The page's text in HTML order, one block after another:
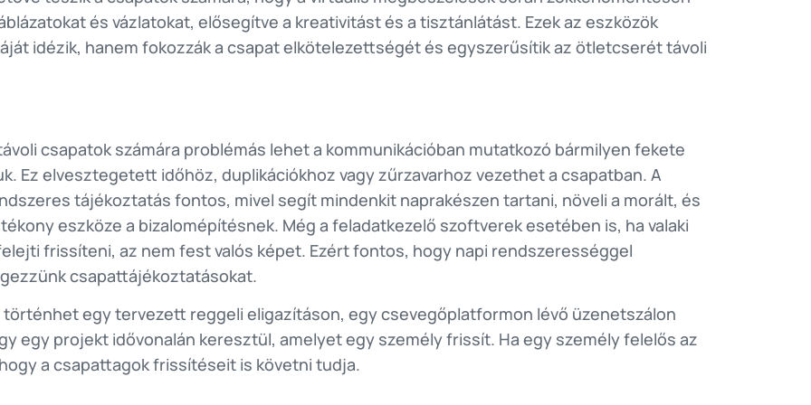
és vázlatokat, elősegítve a kreativitást és a tisztánlátást. Ezek az eszközök
idézik, hanem fokozzák a csapat elkötelezettségét és egyszerűsítik az ötletcserét távoli
csapatok számára problémás lehet a kommunikációban mutatkozó bármilyen fekete
Ez elvesztegetett időhöz, duplikációkhoz vagy zűrzavarhoz vezethet a csapatban. A
tájékoztatás fontos, mivel segít mindenkit naprakészen tartani, növeli a morált, és
eszköze a bizalomépítésnek. Még a feladatkezelő szoftverek esetében is, ha valaki
frissíteni, az nem fest valós képet. Ezért fontos, hogy napi rendszerességgel
csapattájékoztatásokat.
történhet egy tervezett reggeli eligazításon, egy csevegőplatformon lévő üzenetszálon
egy projekt idővonalán keresztül, amelyet egy személy frissít. Ha egy személy felelős az
a csapattagok frissítéseit is követni tudja.